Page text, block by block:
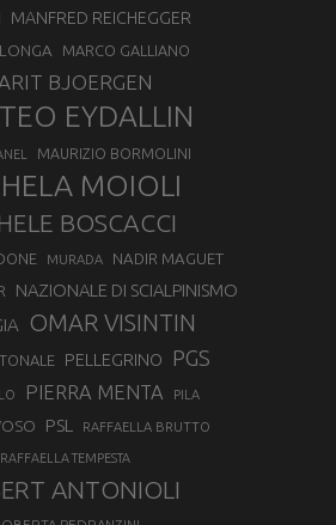
MANFRED REICHEGGER
MARCO GALLIANO
BJOERGEN
EYDALLIN
MAURIZIO BORMOLINI
MOIOLI
BOSCACCI
MURADA NADIR MAGUET
NAZIONALE DI SCIALPINISMO
OMAR VISINTIN
PELLEGRINO PGS
PIERRA MENTA PILA
PSL RAFFAELLA BRUTTO
RAFFAELLA TEMPESTA
ANTONIOLI